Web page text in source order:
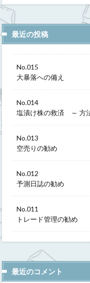
最近の投稿
No.015
大暴落への備え
No.014
塩漬け株の救済 ～ 方
No.013
空売りの勧め
No.012
予測日誌の勧め
No.011
トレード管理の勧め
最近のコメント